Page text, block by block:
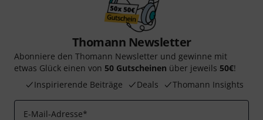
Thomann Newsletter
Abonniere den Thomann Newsletter und gewinne mit
etwas Glück einen von 50 Gutscheinen über jeweils 50€!
Inspirierende Beiträge
Deals Thomann Insights
E-Mail-Adresse*